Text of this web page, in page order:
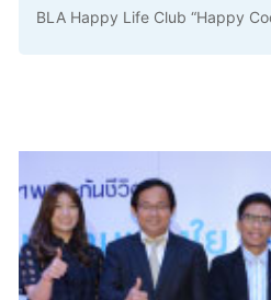
BLA Happy Life Club “Happy